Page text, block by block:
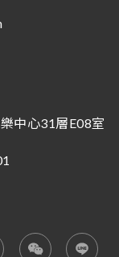
中心31層E08室